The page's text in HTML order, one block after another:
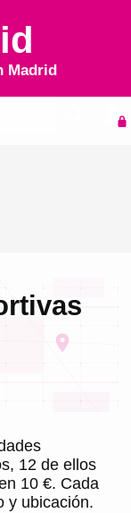
Madrid
12 de ellos
10 €. Cada
y ubicación.